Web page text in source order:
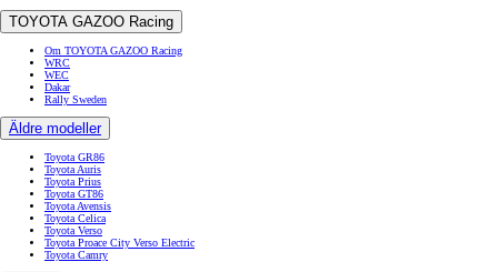
TOYOTA GAZOO Racing
Om TOYOTA GAZOO Racing
WRC
WEC
Dakar
Rally Sweden
Äldre modeller
Toyota GR86
Toyota Auris
Toyota Prius
Toyota GT86
Toyota Avensis
Toyota Celica
Toyota Verso
Toyota Proace City Verso Electric
Toyota Camry